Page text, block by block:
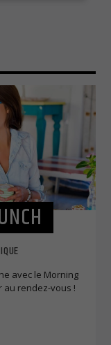
avec le Morning
au rendez-vous !
essentiels
de base et sont
Mentions légales